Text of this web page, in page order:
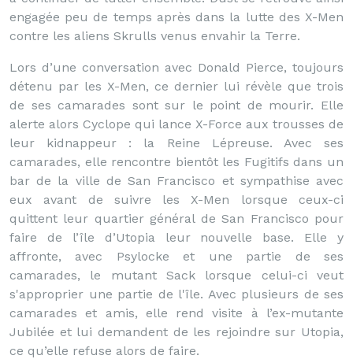
engagée peu de temps après dans la lutte des X-Men
contre les aliens Skrulls venus envahir la Terre.
Lors d’une conversation avec Donald Pierce, toujours
détenu par les X-Men, ce dernier lui révèle que trois
de ses camarades sont sur le point de mourir. Elle
alerte alors Cyclope qui lance X-Force aux trousses de
leur kidnappeur : la Reine Lépreuse. Avec ses
camarades, elle rencontre bientôt les Fugitifs dans un
bar de la ville de San Francisco et sympathise avec
eux avant de suivre les X-Men lorsque ceux-ci
quittent leur quartier général de San Francisco pour
faire de l’île d’Utopia leur nouvelle base. Elle y
affronte, avec Psylocke et une partie de ses
camarades, le mutant Sack lorsque celui-ci veut
s'approprier une partie de l'île. Avec plusieurs de ses
camarades et amis, elle rend visite à l’ex-mutante
Jubilée et lui demandent de les rejoindre sur Utopia,
ce qu’elle refuse alors de faire.